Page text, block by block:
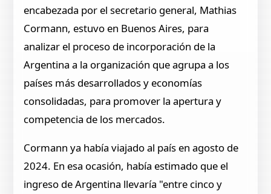
encabezada por el secretario general, Mathias
Cormann, estuvo en Buenos Aires, para
analizar el proceso de incorporación de la
Argentina a la organización que agrupa a los
países más desarrollados y economías
consolidadas, para promover la apertura y
competencia de los mercados.
Cormann ya había viajado al país en agosto de
2024. En esa ocasión, había estimado que el
ingreso de Argentina llevaría "entre cinco y